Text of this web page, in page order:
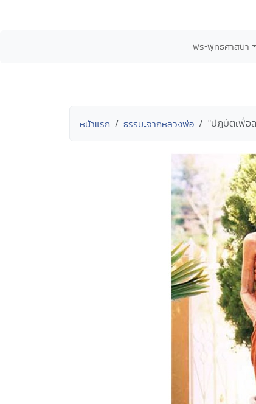
พระพุทธศาสนา
หน้าแรก ธรรมะจากหลวงพ่อ "ปฏิบัติเพื่อ